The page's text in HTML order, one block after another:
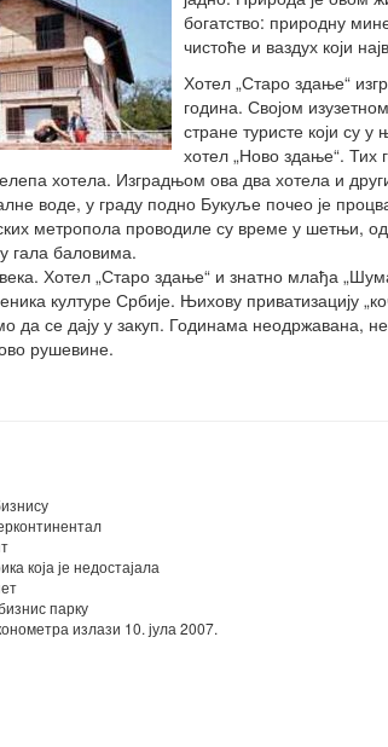
богатство: природну
чистоће и ваздух који
Хотел „Старо здање“
година. Својом
стране туристе који су
хотел „Ново здање“. Тих
хотела. Изградњом ова два хотела и
воде, у граду подно Букуље почео је
метропола проводиле су време у шетњи,
гала баловима.
Хотел „Старо здање“ и знатно млађа
културе Србије. Њихову приватизацију
да се дају у закуп. Годинама неодржавана,
рушевине.
која је недостајала
парку
излази 10. јула 2007.